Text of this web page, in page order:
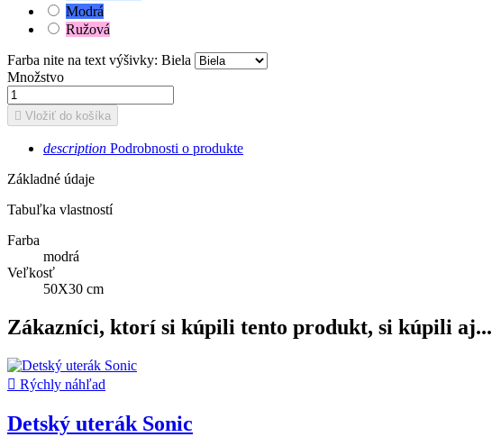
Modrá
Ružová
Farba nite na text výšivky: Biela
Množstvo
 Vložiť do košíka
description Podrobnosti o produkte
Základné údaje
Tabuľka vlastností
Farba
modrá
Veľkosť
50X30 cm
Zákazníci, ktorí si kúpili tento produkt, si kúpili aj...
 Rýchly náhľad
Detský uterák Sonic